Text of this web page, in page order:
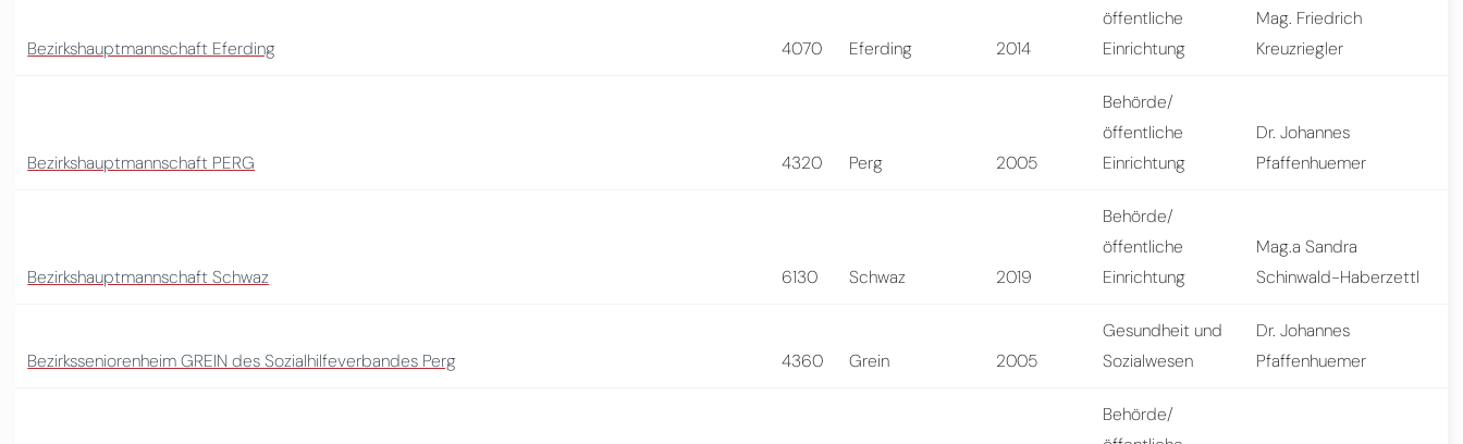
Bezirkshauptmannschaft Eferding 4070 Eferding 2014
öffentliche
Einrichtung
Mag. Friedrich
Kreuzriegler
Bezirkshauptmannschaft PERG 4320 Perg 2005
Behörde/
öffentliche
Einrichtung
Dr. Johannes
Pfaffenhuemer
Bezirkshauptmannschaft Schwaz 6130 Schwaz 2019
Behörde/
öffentliche
Einrichtung
Mag.a Sandra
Schinwald-Haberzettl
Bezirksseniorenheim GREIN des Sozialhilfeverbandes Perg 4360 Grein 2005
Gesundheit und
Sozialwesen
Dr. Johannes
Pfaffenhuemer
Behörde/